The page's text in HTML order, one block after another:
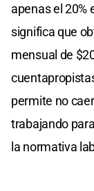
apenas el 20%
significa que
mensual de
permite no
trabajando
la normativa